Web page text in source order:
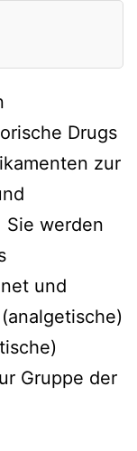
Drugs
zur
Sie werden
und
Gruppe der